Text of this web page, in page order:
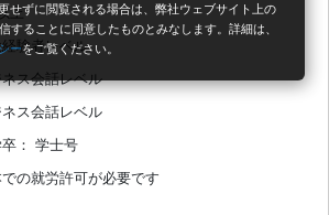
せずに閲覧される場合は、弊社ウェブサイト上の
することに同意したものとみなします。詳細は、
ーをご覧ください。
上
験者レベル
ス会話レベル
ネス会話レベル
卒： 学士号
での就労許可が必要です